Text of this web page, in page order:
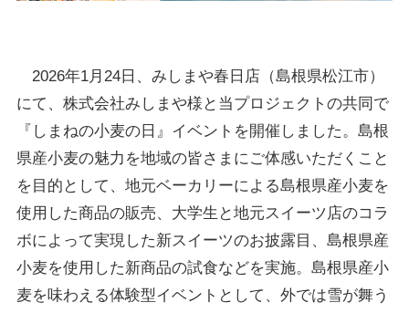
2026年1月24日、みしまや春日店（島根県松江市）
にて、株式会社みしまや様と当プロジェクトの共同で
『しまねの小麦の日』イベントを開催しました。島根
県産小麦の魅力を地域の皆さまにご体感いただくこと
を目的として、地元ベーカリーによる島根県産小麦を
使用した商品の販売、大学生と地元スイーツ店のコラ
ボによって実現した新スイーツのお披露目、島根県産
小麦を使用した新商品の試食などを実施。島根県産小
麦を味わえる体験型イベントとして、外では雪が舞う